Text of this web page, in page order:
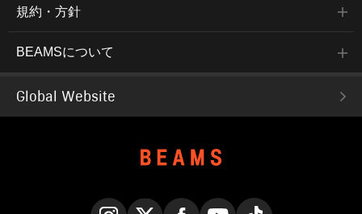
規約・方針
BEAMSについて
Global Website